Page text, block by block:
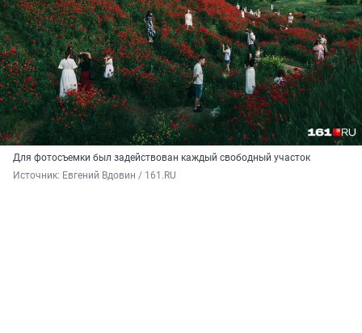
Для фотосъемки был задействован каждый свободный участок
Источник: Евгений Вдовин / 161.RU